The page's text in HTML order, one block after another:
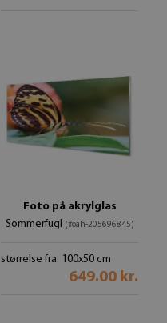
Foto på akrylglas
Sommerfugl (#oah-205696845)
størrelse fra: 100x50 cm
649.00 kr.